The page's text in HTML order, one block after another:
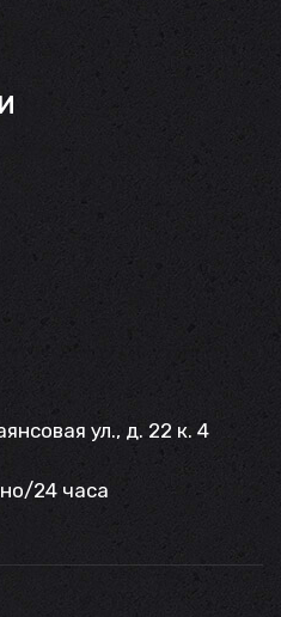
ул., д. 22 к. 4
24 часа